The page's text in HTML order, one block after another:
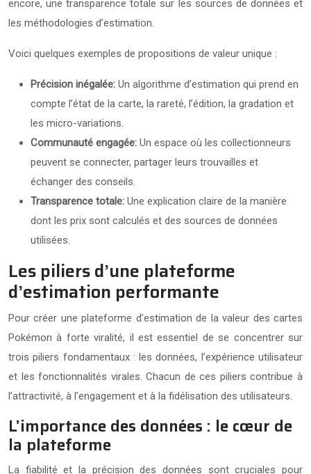
encore, une transparence totale sur les sources de données et
les méthodologies d’estimation.
Voici quelques exemples de propositions de valeur unique :
Précision inégalée: Un algorithme d’estimation qui prend en
compte l’état de la carte, la rareté, l’édition, la gradation et
les micro-variations.
Communauté engagée: Un espace où les collectionneurs
peuvent se connecter, partager leurs trouvailles et
échanger des conseils.
Transparence totale: Une explication claire de la manière
dont les prix sont calculés et des sources de données
utilisées.
Les piliers d’une plateforme
d’estimation performante
Pour créer une plateforme d’estimation de la valeur des cartes
Pokémon à forte viralité, il est essentiel de se concentrer sur
trois piliers fondamentaux : les données, l’expérience utilisateur
et les fonctionnalités virales. Chacun de ces piliers contribue à
l’attractivité, à l’engagement et à la fidélisation des utilisateurs.
L’importance des données : le cœur de
la plateforme
La fiabilité et la précision des données sont cruciales pour